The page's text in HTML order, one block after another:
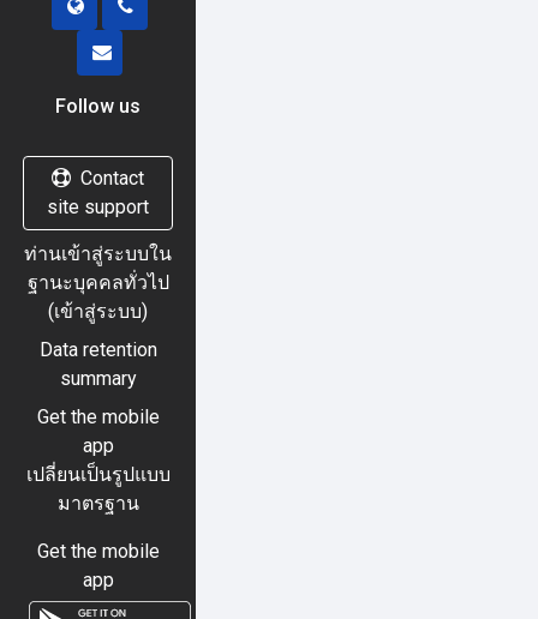
Follow us
Contact
site support
ท่านเข้าสู่ระบบใน
ฐานะบุคคลทั่วไป
(เข้าสู่ระบบ)
Data retention
summary
Get the mobile
app
เปลี่ยนเป็นรูปแบบ
มาตรฐาน
Get the mobile
app